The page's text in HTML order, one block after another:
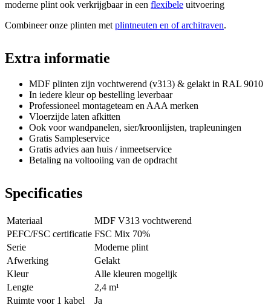
moderne plint ook verkrijgbaar in een flexibele uitvoering
Combineer onze plinten metplintneuten en of architraven.
Extra informatie
MDF plinten zijn vochtwerend (v313) & gelakt in RAL 9010
In iedere kleur op bestelling leverbaar
Professioneel montageteam en AAA merken
Vloerzijde laten afkitten
Ook voor wandpanelen, sier/kroonlijsten, trapleuningen
Gratis Sampleservice
Gratis advies aan huis / inmeetservice
Betaling na voltooiing van de opdracht
Specificaties
Materiaal
MDF V313 vochtwerend
PEFC/FSC certificatie FSC Mix 70%
Serie
Moderne plint
Afwerking
Gelakt
Kleur
Alle kleuren mogelijk
Lengte
2,4 m¹
Ruimte voor 1 kabel
Ja